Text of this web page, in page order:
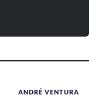
ANDRÉ VENTURA